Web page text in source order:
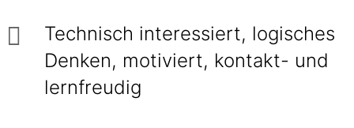
Technisch interessiert, logisches
Denken, motiviert, kontakt- und
lernfreudig